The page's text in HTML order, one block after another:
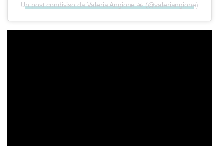
Un post condiviso da Valeria Angione ☀️ (@valeriangione)